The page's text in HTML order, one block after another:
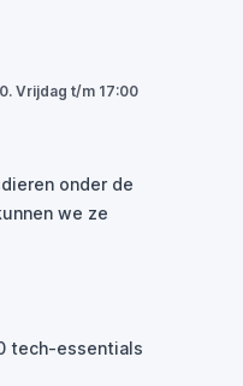
Vrijdag t/m 17:00
onder de
we ze
tech-essentials